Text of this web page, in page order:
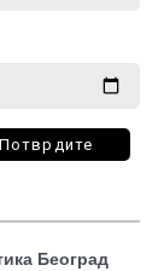
Потврдите
Београд